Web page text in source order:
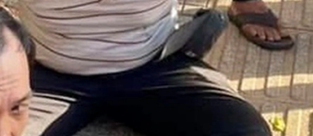
Công nghệ
INFOCUS